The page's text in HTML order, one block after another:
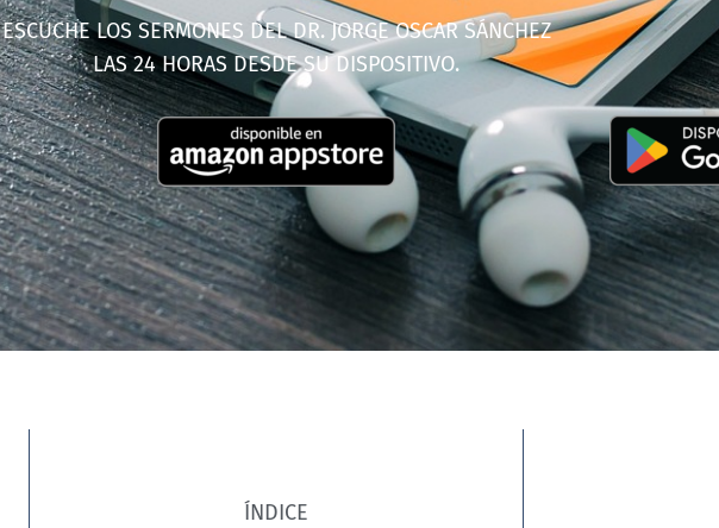
ESCUCHE LOS SERMONES DEL DR. JORGE OSCAR SÁNCHEZ
LAS 24 HORAS DESDE SU DISPOSITIVO.
ÍNDICE